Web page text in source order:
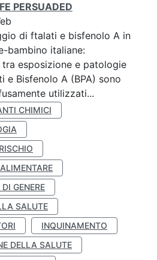
PERSUADED
di ftalati e bisfenolo A in
bambino italiane:
esposizione e patologie
e Bisfenolo A (BPA) sono
utilizzati...
CHIMICI
GENERE
SALUTE
INQUINAMENTO
DELLA SALUTE